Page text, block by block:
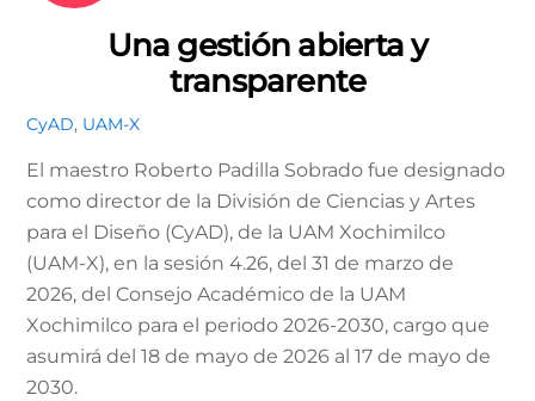
Una gestión abierta y
transparente
CyAD, UAM-X
El maestro Roberto Padilla Sobrado fue designado
como director de la División de Ciencias y Artes
para el Diseño (CyAD), de la UAM Xochimilco
(UAM-X), en la sesión 4.26, del 31 de marzo de
2026, del Consejo Académico de la UAM
Xochimilco para el periodo 2026-2030, cargo que
asumirá del 18 de mayo de 2026 al 17 de mayo de
2030.